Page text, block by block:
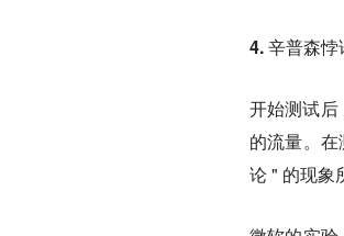
4. 辛普森悖
开始测试
的流量。
论 " 的现象